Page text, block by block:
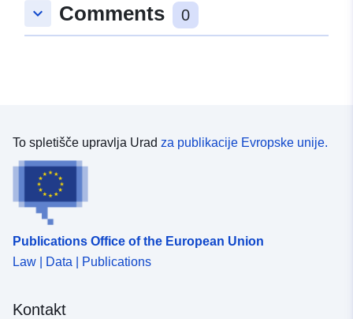
keyboard_arrow_down Comments 0
To spletišče upravlja Urad za publikacije Evropske unije.
Publications Office of the European Union
Law | Data | Publications
Kontakt